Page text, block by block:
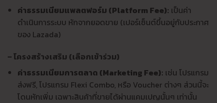
ค่าธรรมเนียมแพลตฟอร์ม (Platform Fee): เป็นค่า
ดำเนินการระบบ หักจากยอดขาย (เปอร์เซ็นต์ขึ้นอยู่กับประกาศ
ของ Lazada)
– โครงสร้างเสริม (เลือกเข้าร่วม)
ค่าธรรมเนียมการตลาด (Marketing Fee): เช่น โปรแกรม
ส่งฟรี, โปรแกรม Flexi Combo, หรือ Voucher ต่างๆ ส่วนนี้จะ
โดนหักเพิ่ม เฉพาะสินค้าที่ขายได้ผ่านแคมเปญนั้นๆ เท่านั้น